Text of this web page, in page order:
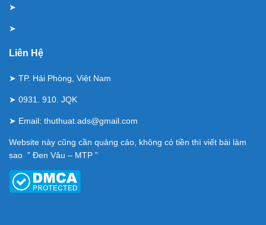
➤
➤
Liên Hệ
➤ TP. Hải Phòng, Việt Nam
➤ 0931. 910. JQK
➤ Email: thuthuat.ads@gmail.com
Website này cũng cần quảng cáo, không có tiền thì viết bài làm
sao ” Đen Vâu – MTP ”